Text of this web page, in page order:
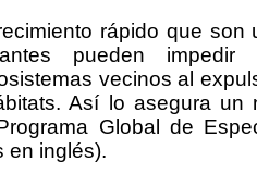
rápido que son
pueden impedir
vecinos al
Así lo asegura un
Global de
en inglés).